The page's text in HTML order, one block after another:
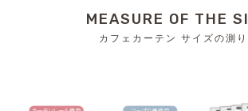
MEASURE OF THE
カフェカーテン サイズの測